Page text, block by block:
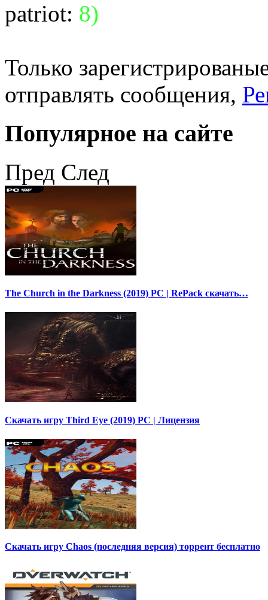
patriot:
Только
отправлять сообщения,
Популярное на сайте
Пред След
The Church in the Darkness (2019) PC | RePack скачать…
Скачать игру Third Eye (2019) PC | Лицензия
Скачать игру Chaos (последняя версия) торрент бесплатно